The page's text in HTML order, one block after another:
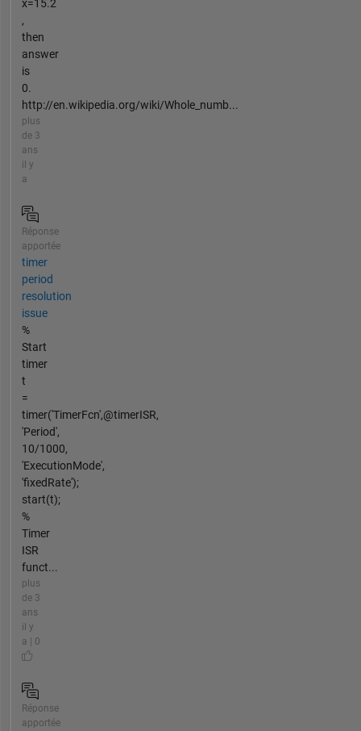
x=15.2
,
then
answer
is
0.
http://en.wikipedia.org/wiki/Whole_numb...
plus
de 3
ans
il y
a
Réponse
apportée
timer
period
resolution
issue
%
Start
timer
t
=
timer('TimerFcn',@timerISR,
'Period',
10/1000,
'ExecutionMode',
'fixedRate');
start(t);
%
Timer
ISR
funct...
plus
de 3
ans
il y
a | 0
Réponse
apportée